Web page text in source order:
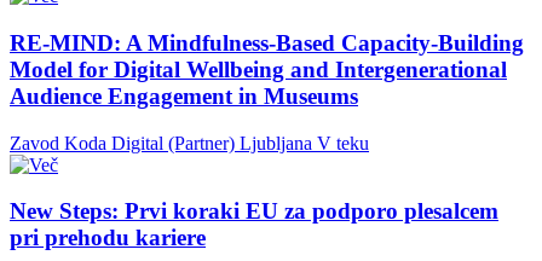
RE-MIND: A Mindfulness-Based Capacity-Building
Model for Digital Wellbeing and Intergenerational
Audience Engagement in Museums
Zavod Koda Digital (Partner) Ljubljana V teku
New Steps: Prvi koraki EU za podporo plesalcem
pri prehodu kariere